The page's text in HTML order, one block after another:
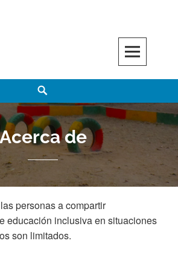
NETWORK
de
personas a compartir
educación inclusiva en situaciones
son limitados.